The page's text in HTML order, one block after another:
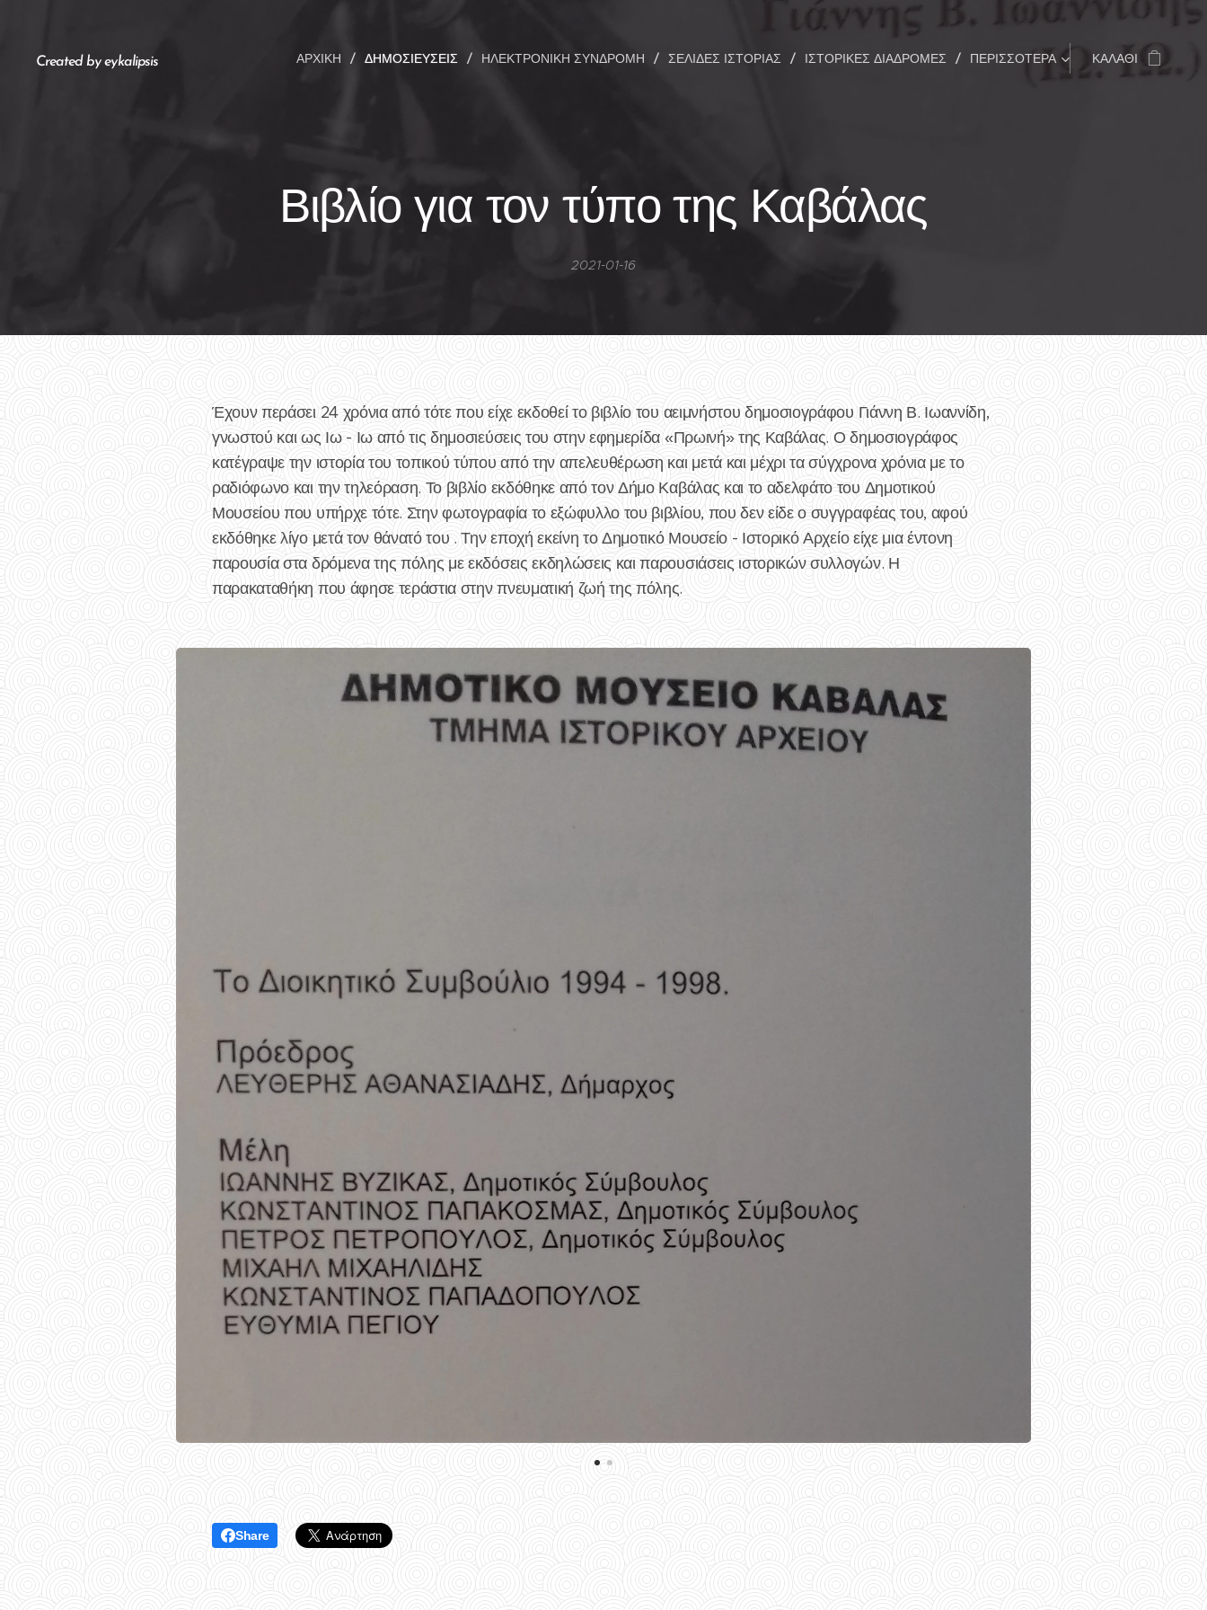
Created by eykalipsis ΑΡΧΙΚΉ ΔΗΜΟΣΙΕΎΣΕΙΣ ΗΛΕΚΤΡΟΝΙΚΉ ΣΥΝΔΡΟΜΉ ΣΕΛΊΔΕΣ ΙΣΤΟΡΊΑΣ ΙΣΤΟΡΙΚΈΣ ΔΙΑΔΡΟΜΈΣ ΠΕΡΙΣΣΌΤΕΡΑ ΚΑΛΆΘΙ
Βιβλίο για τον τύπο της Καβάλας
2021-01-16
Έχουν περάσει 24 χρόνια από τότε που είχε εκδοθεί το βιβλίο του αειμνήστου δημοσιογράφου Γιάννη Β. Ιωαννίδη,
γνωστού και ως Ιω - Ιω από τις δημοσιεύσεις του στην εφημερίδα «Πρωινή» της Καβάλας. Ο δημοσιογράφος
κατέγραψε την ιστορία του τοπικού τύπου από την απελευθέρωση και μετά και μέχρι τα σύγχρονα χρόνια με το
ραδιόφωνο και την τηλεόραση. Το βιβλίο εκδόθηκε από τον Δήμο Καβάλας και το αδελφάτο του Δημοτικού
Μουσείου που υπήρχε τότε. Στην φωτογραφία το εξώφυλλο του βιβλίου, που δεν είδε ο συγγραφέας του, αφού
εκδόθηκε λίγο μετά τον θάνατό του . Την εποχή εκείνη το Δημοτικό Μουσείο - Ιστορικό Αρχείο είχε μια έντονη
παρουσία στα δρόμενα της πόλης με εκδόσεις εκδηλώσεις και παρουσιάσεις ιστορικών συλλογών. Η
παρακαταθήκη που άφησε τεράστια στην πνευματική ζωή της πόλης.
Share